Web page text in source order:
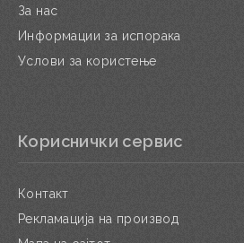
За нас
Информации за испорака
Услови за користење
Кориснички сервис
Контакт
Рекламација на производ